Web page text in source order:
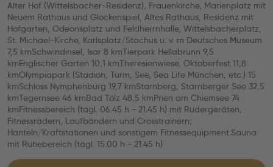
Alter Hof (Wittelsbacher-Residenz), Frauenkirche, Marienplatz mit
Neuem Rathaus und Glockenspiel, Altes Rathaus, Residenz mit
Hofgarten, Odeonsplatz und Feldherrnhalle, Wittelsbacherplatz,
St. Michael-Kirche, Karlsplatz/Stachus u. v. m Deutsches Museum
7,5 kmSchwindinsel, Isar 8 kmTierpark Hellabrunn 9,5
kmEnglischer Garten 10,1 kmTheresienwiese, Oktoberfest 11,8
kmOlympiapark (Stadion, Turm, See, Sea Life München, etc.) 15
kmSchloss Nymphenburg 19,7 kmStarnberg, Starnberger See 32,5
kmTegernsee 46 kmBad Tölz 48,5 kmPrien am Chiemsee 74
kmFitnessbereich (tägl. 06.45 h - 21.45 h) mit Rudergeräten,
Fitnessrädern, Laufbändern und Crosstrainern;
Hanteln/Kraftstationen und sonstigem Fitnessequipment.Sauna
mit Ruhebereich (tägl. 15.00 h - 21.45 h)